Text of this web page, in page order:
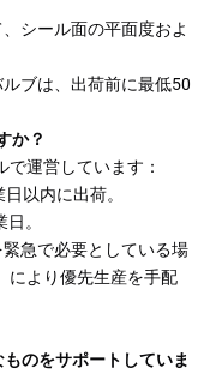
シール面の平面度およ
ブは、出荷前に最低50
か？
運営しています：
以内に出荷。
。
急で必要としている場
により優先生産を手配
のをサポートしていま